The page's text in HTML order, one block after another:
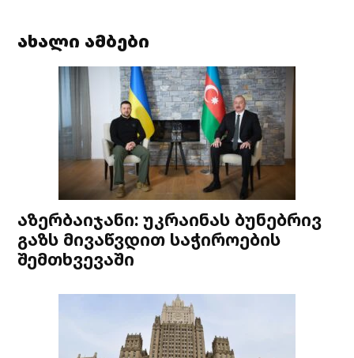
ახალი ამბები
აზერბაიჯანი: უკრაინას ბუნებრივ
გაზს მივაწვდით საჭიროების
შემთხვევაში